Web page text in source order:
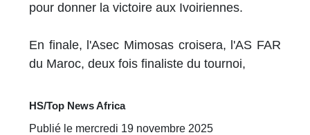
pour donner la victoire aux Ivoiriennes.
En finale, l'Asec Mimosas croisera, l'AS FAR
du Maroc, deux fois finaliste du tournoi,
HS/Top News Africa
Publié le mercredi 19 novembre 2025